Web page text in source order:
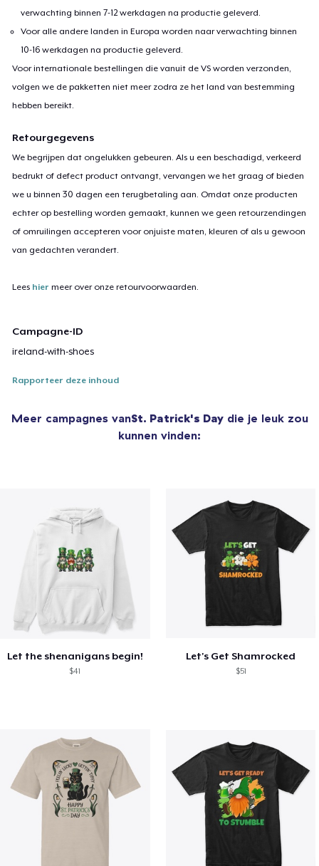
verwachting binnen 7-12 werkdagen na productie geleverd.
Voor alle andere landen in Europa worden naar verwachting binnen
10-16 werkdagen na productie geleverd.
Voor internationale bestellingen die vanuit de VS worden verzonden,
volgen we de pakketten niet meer zodra ze het land van bestemming
hebben bereikt.
Retourgegevens
We begrijpen dat ongelukken gebeuren. Als u een beschadigd, verkeerd
bedrukt of defect product ontvangt, vervangen we het graag of bieden
we u binnen 30 dagen een terugbetaling aan. Omdat onze producten
echter op bestelling worden gemaakt, kunnen we geen retourzendingen
of omruilingen accepteren voor onjuiste maten, kleuren of als u gewoon
van gedachten verandert.
Lees hier meer over onze retourvoorwaarden.
Campagne-ID
ireland-with-shoes
Rapporteer deze inhoud
Meer campagnes vanSt. Patrick's Daydie je leuk zou
kunnen vinden:
Let the shenanigans begin!
$41
Let's Get Shamrocked
$51